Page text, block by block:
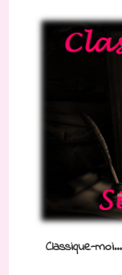
Classique-